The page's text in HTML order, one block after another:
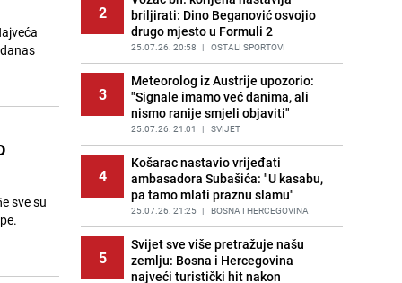
sve su
Užas u bh. susjedstvu, mladići
bludničili nad maloljetnicom i sve
snimali: "Stari te gleda u lajvu"
PRIJE 1 DAN | REGIJA
Novi detalji istrage: Ruske službe
otkrile moguć uzrok tragedije bh.
planinara na Elbrusu
PRIJE 2 DANA | SVIJET
Očistite rernu bez hemikalija:
Poznata stručnjakinja dijeli savjete
PRIJE 2 DANA | ŽIVOT I STIL
2
briljirati: Dino Beganović osvojio
drugo mjesto u Formuli 2
25.07.26. 20:58 | OSTALI SPORTOVI
3
Meteorolog iz Austrije upozorio:
"Signale imamo već danima, ali
nismo ranije smjeli objaviti"
25.07.26. 21:01 | SVIJET
4
Košarac nastavio vrijeđati
ambasadora Subašića: "U kasabu,
pa tamo mlati praznu slamu"
25.07.26. 21:25 | BOSNA I HERCEGOVINA
5
Svijet sve više pretražuje našu
zemlju: Bosna i Hercegovina
najveći turistički hit nakon